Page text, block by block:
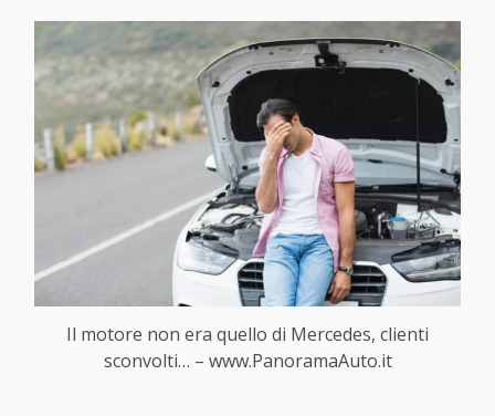
Il motore non era quello di Mercedes, clienti
sconvolti… – www.PanoramaAuto.it